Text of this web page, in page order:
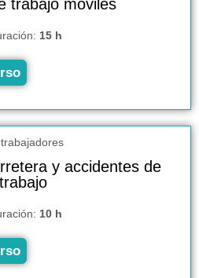
trabajo móviles
15 h
y accidentes de
trabajo
10 h